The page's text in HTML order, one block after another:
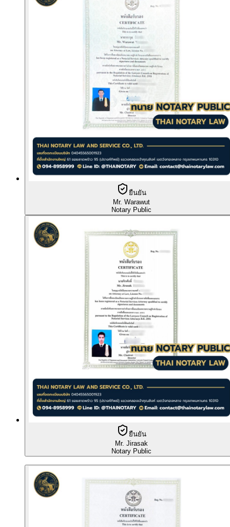
ยืนยัน
Mr. Warawut
Notary Public
ยืนยัน
Mr. Jirasak
Notary Public